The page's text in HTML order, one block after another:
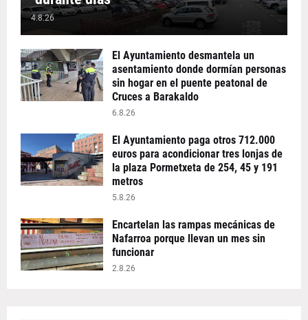
4.8.26
El Ayuntamiento desmantela un
asentamiento donde dormían personas
sin hogar en el puente peatonal de
Cruces a Barakaldo
6.8.26
El Ayuntamiento paga otros 712.000
euros para acondicionar tres lonjas de
la plaza Pormetxeta de 254, 45 y 191
metros
5.8.26
Encartelan las rampas mecánicas de
Nafarroa porque llevan un mes sin
funcionar
2.8.26